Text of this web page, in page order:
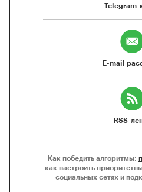
Telegram-
E-mail
RSS-
Как победить алгоритмы:
как настроить
социальных сетях и